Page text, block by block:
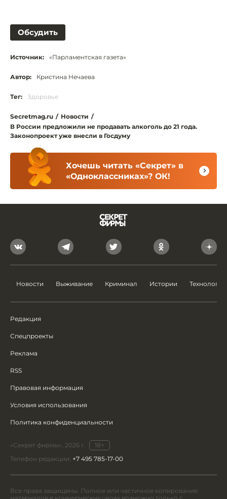
Обсудить
Источник: «Парламентская газета»
Автор: Кристина Нечаева
Тег: Здоровье
Secretmag.ru / Новости /
В России предложили не продавать алкоголь до 21 года.
Законопроект уже внесли в Госдуму
Хочешь читать «Секрет» в
«Одноклассниках»? ОК!
Новости Выживание Криминал Истории Технологии
Редакция
Спецпроекты
Реклама
RSS
Правовая информация
Условия использования
Политика конфиденциальности
«Секрет фирмы», 2026 г.
18+
Телефон редакции: +7 495 785-17-00
Все права защищены. Полное или частичное копирование